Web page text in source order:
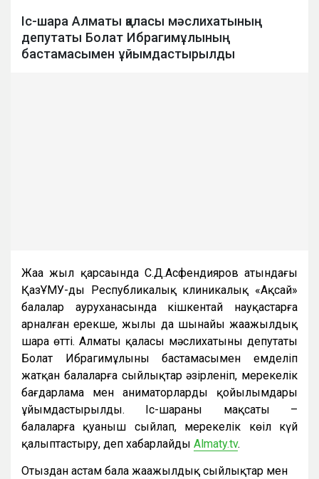
Іс-шара Алматы қаласы мәслихатының
депутаты Болат Ибрагимұлының
бастамасымен ұйымдастырылды
Жаңа жыл қарсаңында С.Д.Асфендияров атындағы
ҚазҰМУ-дың Республикалық клиникалық «Ақсай»
балалар ауруханасында кішкентай науқастарға
арналған ерекше, жылы да шынайы жаңажылдық
шара өтті. Алматы қаласы мәслихатының депутаты
Болат Ибрагимұлының бастамасымен емделіп
жатқан балаларға сыйлықтар әзірленіп, мерекелік
бағдарлама мен аниматорлардың қойылымдары
ұйымдастырылды. Іс-шараның мақсаты –
балаларға қуаныш сыйлап, мерекелік көңіл күй
қалыптастыру, деп хабарлайды Аlmaty.tv.
Отыздан астам бала жаңажылдық сыйлықтар мен